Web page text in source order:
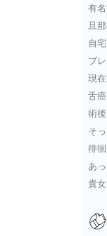
有
旦
自
ブ
現
舌
術
そ
徘
あ
貴